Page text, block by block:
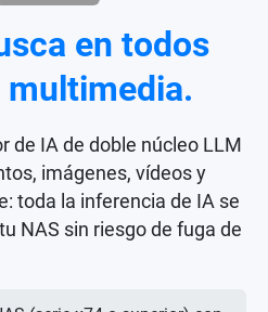
en todos
de IA de doble núcleo LLM
imágenes, vídeos y
toda la inferencia de IA se
NAS sin riesgo de fuga de